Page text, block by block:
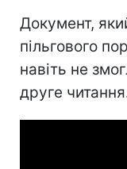
Документ,
пільгового
навіть не
друге